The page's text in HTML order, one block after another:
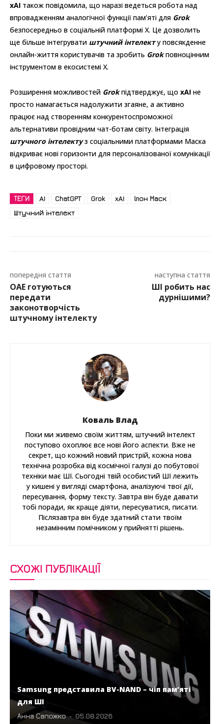
xAI також повідомила, що наразі ведеться робота над
впровадженням аналогічної функції пам’яті для Grok
безпосередньо в соціальній платформі X. Це дозволить
ще більше інтегрувати штучний інтелекту повсякденне
онлайн-життя користувачів та зробить Grokповноцінним
інструментом в екосистемі X.
Розширення можливостей Grokпідтверджує, що xAI не
просто намагається надолужити згаяне, а активно
працює над створенням конкурентоспроможної
альтернативи провідним чат-ботам світу. Інтеграція
штучного інтелектуз соціальними платформами Маска
відкриває нові горизонти для персоналізованої комунікації
в цифровому просторі.
ТЕГИ AI ChatGPT Grok xAI
Ілон Маск
Штучний інтелект
попередня стаття
ОАЕ готуються
передати
законотворчість
штучному інтелекту
наступна стаття
ШІ робить нас
дурнішими?
Коваль Влад
Поки ми живемо своїм життям, штучний інтелект
поступово охоплює все нові його аспекти. Вже не
секрет, що кожний новий пристрій, кожна нова
технічна розробка від космічної галузі до побутової
техніки має ШІ. Сьогодні твій особистий ШІ лежить
у кишені у вигляді смартфона, аналізуючі твої дії,
пересування, форму тексту. Завтра він буде давати
тобі поради, як краще діяти, пересуватися, писати.
Післязавтра він буде здатний стати твоїм
незамінним помічником у прийнятті рішень.
СХОЖІ ПУБЛІКАЦІЇ
Samsung представила BV-NAND – чіп пам’яті
для ШІ
Анна Сапожко - 05.08.2026